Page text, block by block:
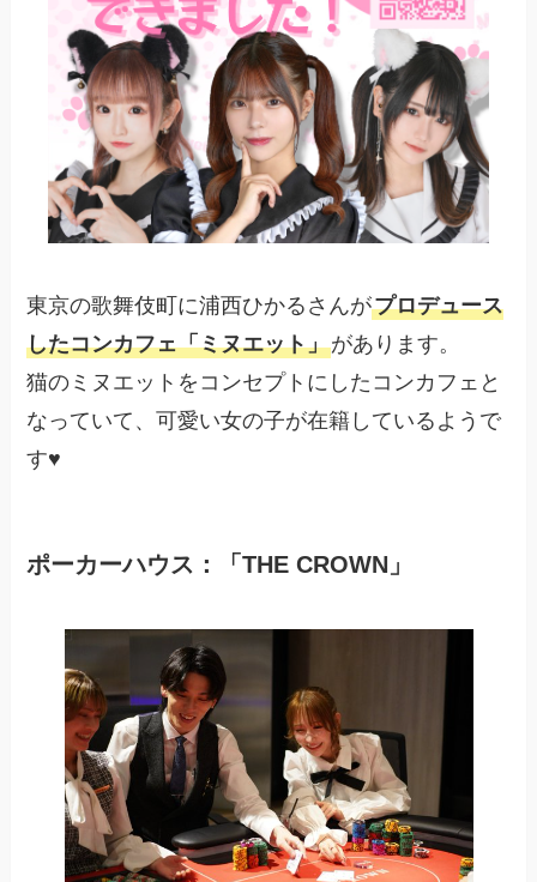
東京の歌舞伎町に浦西ひかるさんがプロデュース
したコンカフェ「ミヌエット」があります。
猫のミヌエットをコンセプトにしたコンカフェと
なっていて、可愛い女の子が在籍しているようで
す♥
ポーカーハウス：「THE CROWN」